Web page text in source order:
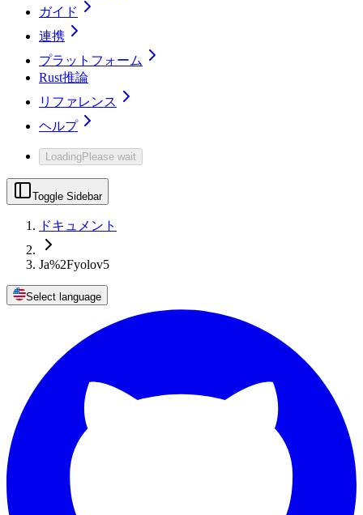
ガイド
連携
プラットフォーム
Rust推論
リファレンス
ヘルプ
LoadingPlease wait
Toggle Sidebar
ドキュメント
Ja%2Fyolov5
Select language